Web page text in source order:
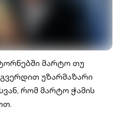
მარტო თუ
უზარმაზარი
რომ მარტო ჭამის